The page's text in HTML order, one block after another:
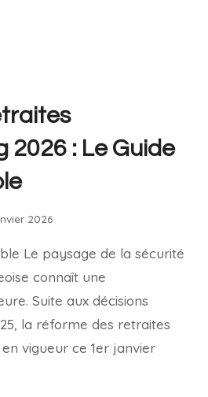
:
2026 : Le Guide
2026
Le paysage de la sécurité
connaît une
Suite aux décisions
la réforme des retraites
vigueur ce 1er janvier